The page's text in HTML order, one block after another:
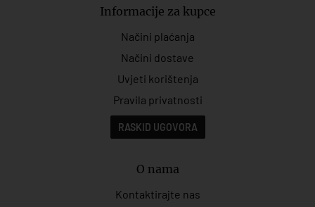
Informacije za kupce
Načini plaćanja
Načini dostave
Uvjeti korištenja
Pravila privatnosti
RASKID UGOVORA
O nama
Kontaktirajte nas